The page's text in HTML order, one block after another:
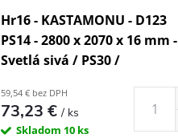
Hr16 - KASTAMONU - D123
PS14 - 2800 x 2070 x 16 mm -
Svetlá sivá / PS30 /
59,54 € bez DPH
73,23 €/ ks
Skladom 10 ks